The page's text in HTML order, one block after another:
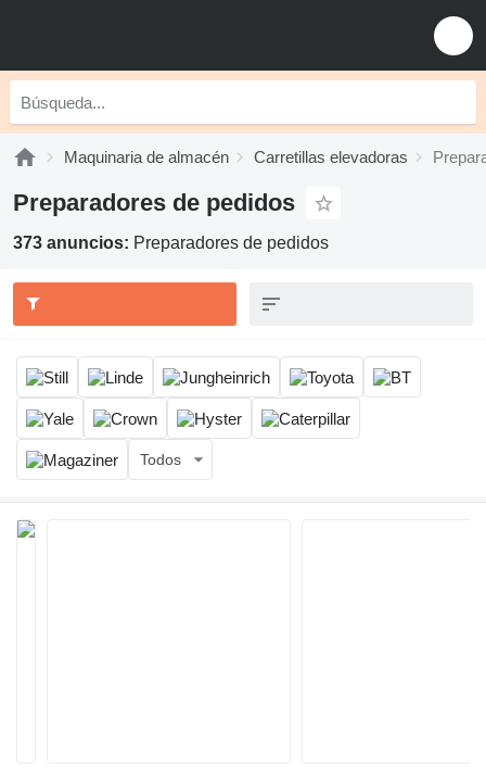
Maquinaria de almacén Carretillas elevadoras
Preparadores de pedidos
373 anuncios: Preparadores de pedidos
Todos